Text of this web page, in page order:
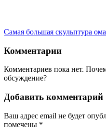
Самая большая скульптура
Комментарии
Комментариев пока нет.
обсуждение?
Добавить комментарий
Ваш адрес email не будет
помечены *